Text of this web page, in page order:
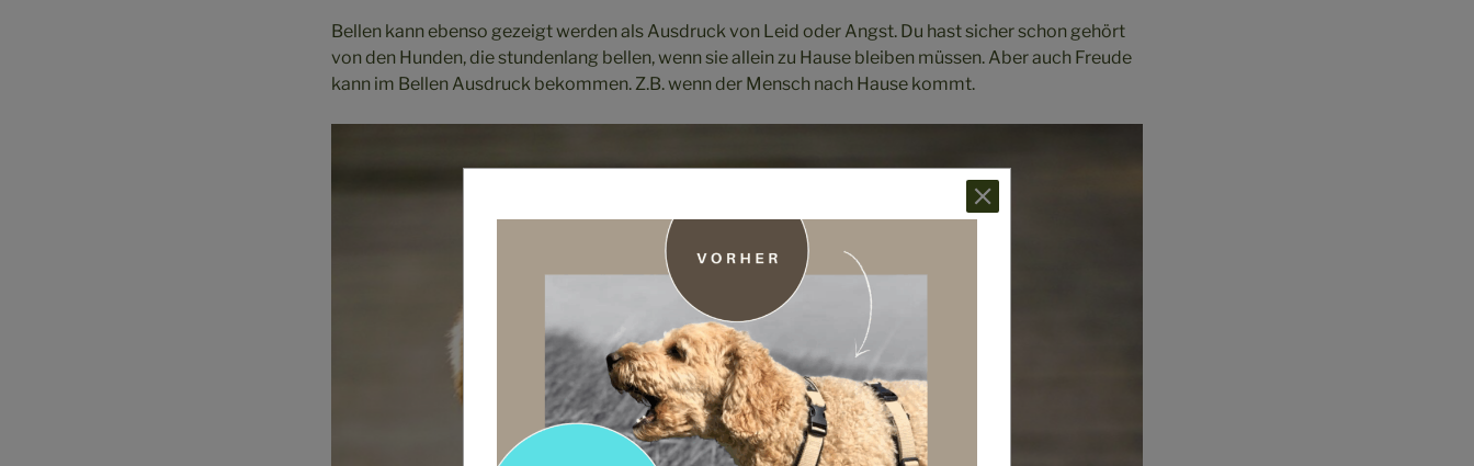
Bellen kann ebenso gezeigt werden als Ausdruck von Leid oder Angst. Du hast sicher schon gehört
von den Hunden, die stundenlang bellen, wenn sie allein zu Hause bleiben müssen. Aber auch Freude
kann im Bellen Ausdruck bekommen. Z.B. wenn der Mensch nach Hause kommt.